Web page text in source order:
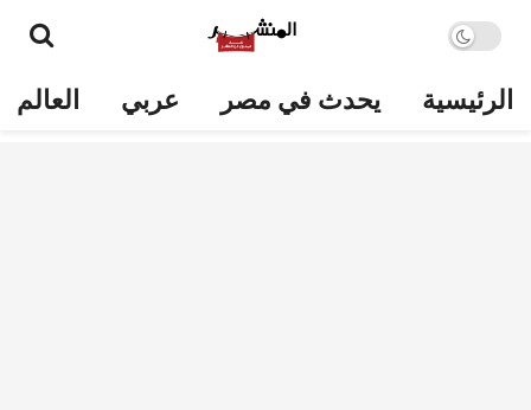
الرئيسية يحدث في مصر عربي العالم